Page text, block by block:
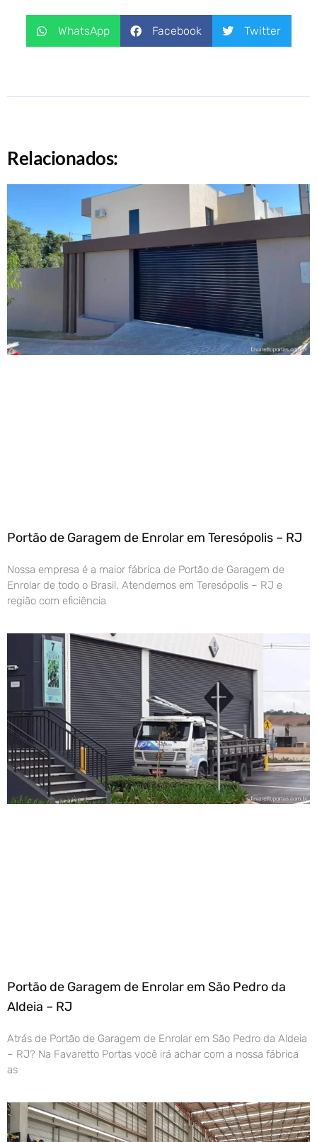
WhatsApp Facebook Twitter
Relacionados:
Portão de Garagem de Enrolar em Teresópolis – RJ
Nossa empresa é a maior fábrica de Portão de Garagem de
Enrolar de todo o Brasil. Atendemos em Teresópolis – RJ e
região com eficiência
Portão de Garagem de Enrolar em São Pedro da
Aldeia – RJ
Atrás de Portão de Garagem de Enrolar em São Pedro da Aldeia
– RJ? Na Favaretto Portas você irá achar com a nossa fábrica
as